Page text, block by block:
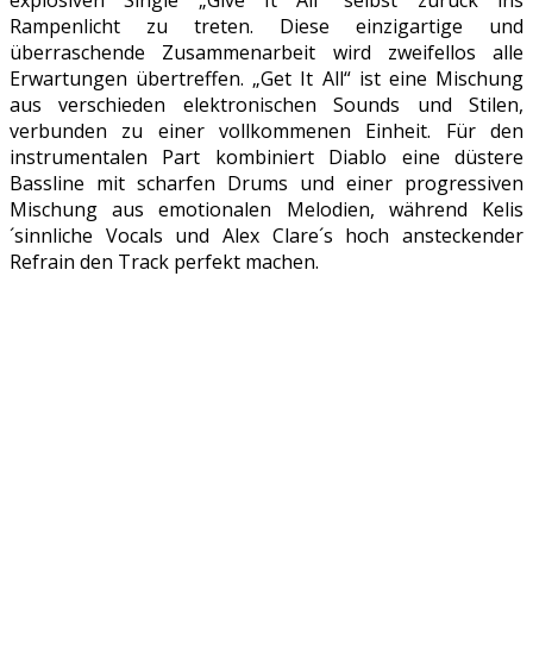
Rampenlicht zu treten. Diese einzigartige und
überraschende Zusammenarbeit wird zweifellos alle
Erwartungen übertreffen. „Get It All“ ist eine Mischung
aus verschieden elektronischen Sounds und Stilen,
verbunden zu einer vollkommenen Einheit. Für den
instrumentalen Part kombiniert Diablo eine düstere
Bassline mit scharfen Drums und einer progressiven
Mischung aus emotionalen Melodien, während Kelis
´sinnliche Vocals und Alex Clare´s hoch ansteckender
Refrain den Track perfekt machen.